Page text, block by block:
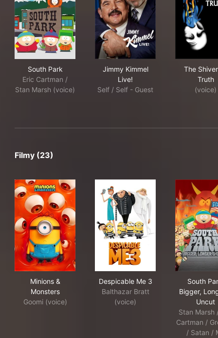
South Park
Eric Cartman /
Stan Marsh (voice)
Jimmy Kimmel
Live!
Self / Self - Guest
The
Truth
(voice)
Filmy (23)
Minions &
Monsters
Goomi (voice)
Despicable Me 3
Balthazar Bratt
(voice)
South
Bigger,
Uncut
Stan Marsh
Cartman /
/ Satan /